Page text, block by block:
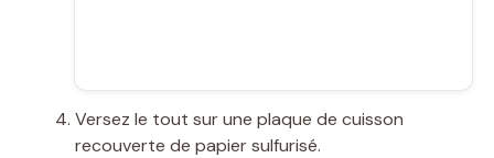
Versez le tout sur une plaque de cuisson
recouverte de papier sulfurisé.